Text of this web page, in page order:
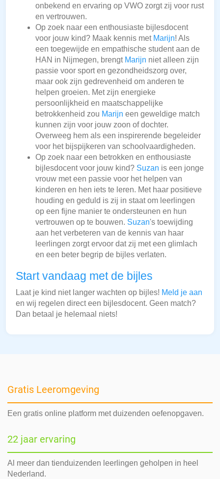
onbekend en ervaring op VWO zorgt zij voor rust
en vertrouwen.
Op zoek naar een enthousiaste bijlesdocent
voor jouw kind? Maak kennis met Marijn! Als
een toegewijde en empathische student aan de
HAN in Nijmegen, brengt Marijn niet alleen zijn
passie voor sport en gezondheidszorg over,
maar ook zijn gedrevenheid om anderen te
helpen groeien. Met zijn energieke
persoonlijkheid en maatschappelijke
betrokkenheid zou Marijn een geweldige match
kunnen zijn voor jouw zoon of dochter.
Overweeg hem als een inspirerende begeleider
voor het bijspijkeren van schoolvaardigheden.
Op zoek naar een betrokken en enthousiaste
bijlesdocent voor jouw kind? Suzan is een jonge
vrouw met een passie voor het helpen van
kinderen en hen iets te leren. Met haar positieve
houding en geduld is zij in staat om leerlingen
op een fijne manier te ondersteunen en hun
vertrouwen op te bouwen. Suzan's toewijding
aan het verbeteren van de kennis van haar
leerlingen zorgt ervoor dat zij met een glimlach
en een beter begrip de bijles verlaten.
Start vandaag met de bijles
Laat je kind niet langer wachten op bijles! Meld je aan
en wij regelen direct een bijlesdocent. Geen match?
Dan betaal je helemaal niets!
Gratis Leeromgeving
Een gratis online platform met duizenden oefenopgaven.
22 jaar ervaring
Al meer dan tienduizenden leerlingen geholpen in heel
Nederland.